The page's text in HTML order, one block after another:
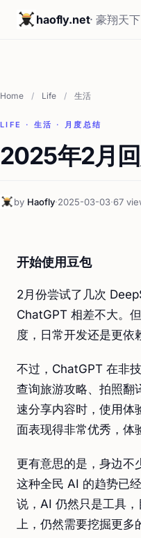
haofly.net· 豪翔天下
Home / Life / 生活
LIFE · 生活 · 月度总结
2025年2月
by Haofly·2025-03-03·67
开始使用豆包
2月份尝试了几次
ChatGPT 相差不大。
度，日常开发还是更依
不过，ChatGPT 在非
查询旅游攻略、拍照翻
速分享内容时，使用体
面表现得非常优秀，体
更有意思的是，身边不
这种全民 AI 的趋势已
说，AI 仍然只是工具
上，仍然需要挖掘更多